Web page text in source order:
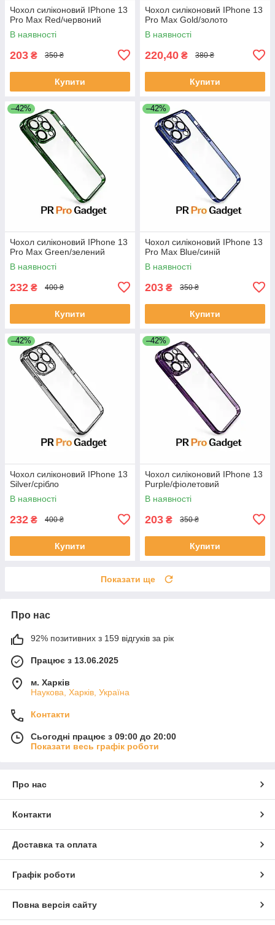
Чохол силіконовий IPhone 13
Pro Max Red/червоний
В наявності
203 ₴ 350 ₴
Купити
Чохол силіконовий IPhone 13
Pro Max Gold/золото
В наявності
220,40 ₴ 380 ₴
Купити
–42%
Чохол силіконовий IPhone 13
Pro Max Green/зелений
В наявності
232 ₴ 400 ₴
Купити
–42%
Чохол силіконовий IPhone 13
Pro Max Blue/синій
В наявності
203 ₴ 350 ₴
Купити
–42%
Чохол силіконовий IPhone 13
Silver/срібло
В наявності
232 ₴ 400 ₴
Купити
–42%
Чохол силіконовий IPhone 13
Purple/фіолетовий
В наявності
203 ₴ 350 ₴
Купити
Показати ще
Про нас
92% позитивних з 159 відгуків за рік
Працює з 13.06.2025
м. Харків
Наукова, Харків, Україна
Контакти
Сьогодні працює з 09:00 до 20:00
Показати весь графік роботи
Про нас
Контакти
Доставка та оплата
Графік роботи
Повна версія сайту